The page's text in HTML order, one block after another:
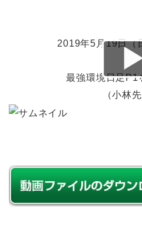
2019年5月19日（
最強環境日足P1
（小林